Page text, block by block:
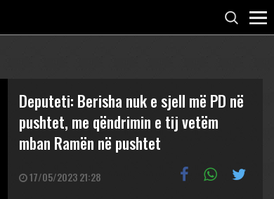
Deputeti: Berisha nuk e sjell më PD në
pushtet, me qëndrimin e tij vetëm
mban Ramën në pushtet
17/05/2023 21:28